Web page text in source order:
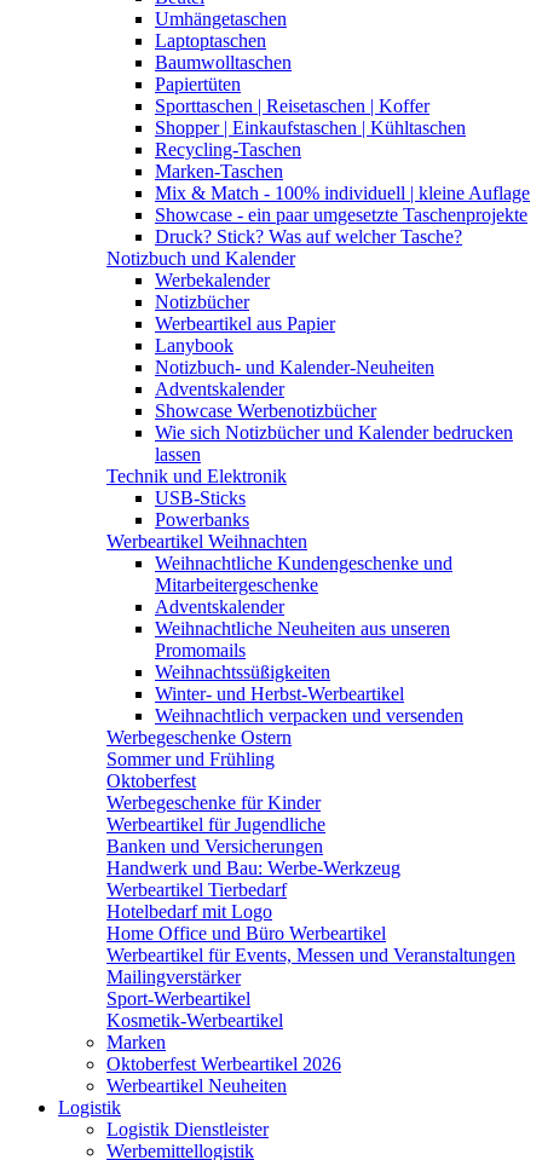
Umhängetaschen
Laptoptaschen
Baumwolltaschen
Papiertüten
Sporttaschen | Reisetaschen | Koffer
Shopper | Einkaufstaschen | Kühltaschen
Recycling-Taschen
Marken-Taschen
Mix & Match - 100% individuell | kleine Auflage
Showcase - ein paar umgesetzte Taschenprojekte
Druck? Stick? Was auf welcher Tasche?
Notizbuch und Kalender
Werbekalender
Notizbücher
Werbeartikel aus Papier
Lanybook
Notizbuch- und Kalender-Neuheiten
Adventskalender
Showcase Werbenotizbücher
Wie sich Notizbücher und Kalender bedrucken
lassen
Technik und Elektronik
USB-Sticks
Powerbanks
Werbeartikel Weihnachten
Weihnachtliche Kundengeschenke und
Mitarbeitergeschenke
Adventskalender
Weihnachtliche Neuheiten aus unseren
Promomails
Weihnachtssüßigkeiten
Winter- und Herbst-Werbeartikel
Weihnachtlich verpacken und versenden
Werbegeschenke Ostern
Sommer und Frühling
Oktoberfest
Werbegeschenke für Kinder
Werbeartikel für Jugendliche
Banken und Versicherungen
Handwerk und Bau: Werbe-Werkzeug
Werbeartikel Tierbedarf
Hotelbedarf mit Logo
Home Office und Büro Werbeartikel
Werbeartikel für Events, Messen und Veranstaltungen
Mailingverstärker
Sport-Werbeartikel
Kosmetik-Werbeartikel
Marken
Oktoberfest Werbeartikel 2026
Werbeartikel Neuheiten
Logistik
Logistik Dienstleister
Werbemittellogistik